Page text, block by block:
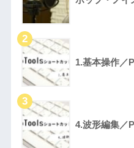
1.基本操作／
4.波形編集／